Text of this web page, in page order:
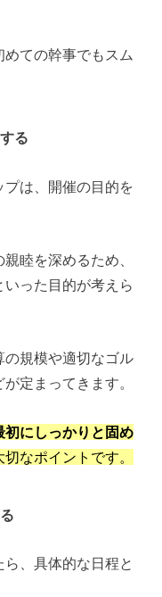
ての幹事でもスム
る
は、開催の目的を
睦を深めるため、
った目的が考えら
の規模や適切なゴル
定まってきます。
初にしっかりと固め
なポイントです。
、具体的な日程と